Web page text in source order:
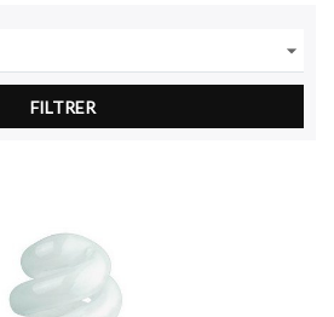

FILTRER